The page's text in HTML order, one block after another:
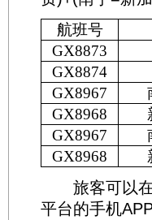
航班号
GX8873
GX8874
GX8967
GX8968
GX8967
GX8968
旅客可以在
平台的手机